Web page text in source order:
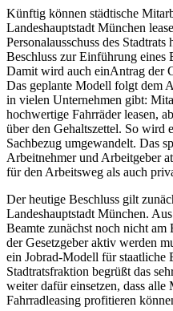
Künftig können städtische
Landeshauptstadt München
Personalausschuss des Stadtrats
Beschluss zur Einführung eines
Damit wird auch einAntrag der
Das geplante Modell folgt dem
in vielen Unternehmen gibt:
hochwertige Fahrräder leasen,
über den Gehaltszettel. So wird
Sachbezug umgewandelt. Das
Arbeitnehmer und Arbeitgeber
für den Arbeitsweg als auch
Der heutige Beschluss gilt
Landeshauptstadt München.
Beamte zunächst noch nicht
der Gesetzgeber aktiv werden
ein Jobrad-Modell für staatliche
Stadtratsfraktion begrüßt das
weiter dafür einsetzen, dass
Fahrradleasing profitieren